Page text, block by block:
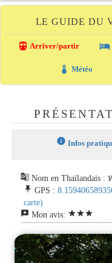
LE GUIDE DU
directions_transit Arriver/partir local_hotel
thermostat Météo
info Infos
g_translate Nom en Thaïlandais :
push_pin GPS :
carte)
reviews Mon avis: starstarstar